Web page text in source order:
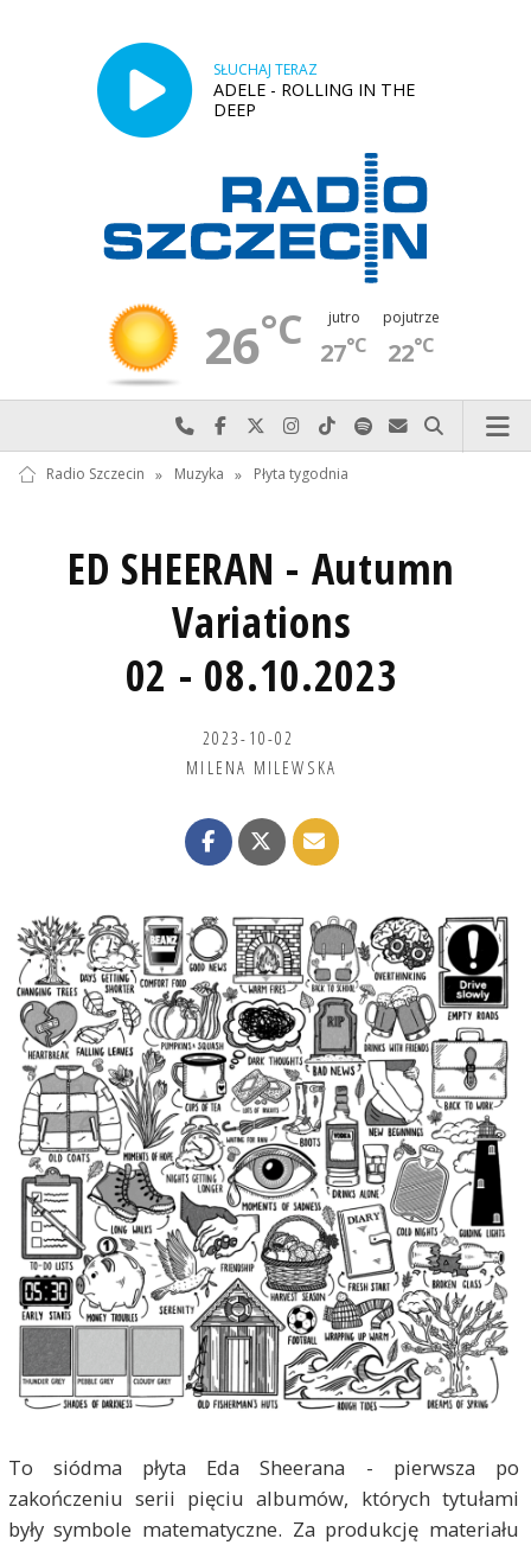
SŁUCHAJ TERAZ
ADELE - ROLLING IN THE
DEEP
26°C jutro
27°C
pojutrze
22°C
Najlepiej po prostu do nas zadzwoń
Odwiedź nas na Facebook-u
Odwiedź nas na X
Odwiedź nas na Instagram-ie
Odwiedź nas na TikTok-u
Szukaj nas na Spotify
Wyślij do nas
Szukaj
Radio Szczecin » Muzyka » Płyta tygodnia
ED SHEERAN - Autumn
Variations
02 - 08.10.2023
2023-10-02
MILENA MILEWSKA
To siódma płyta Eda Sheerana - pierwsza po
zakończeniu serii pięciu albumów, których tytułami
były symbole matematyczne. Za produkcję materiału